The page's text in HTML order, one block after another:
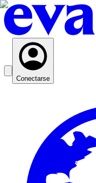
Conectarse